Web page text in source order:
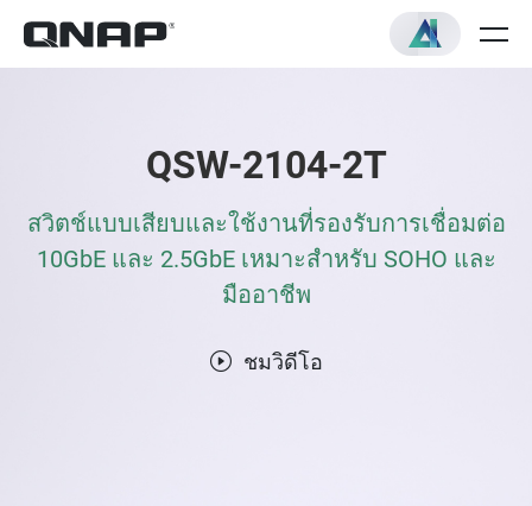
QSW-2104-2T
สวิตช์แบบเสียบและใช้งานที่รองรับการเชื่อมต่อ
10GbE และ 2.5GbE เหมาะสำหรับ SOHO และ
มืออาชีพ
ชมวิดีโอ